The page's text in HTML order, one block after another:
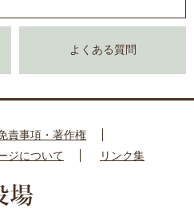
よくある質問
責事項・著作権
ジについて リンク集